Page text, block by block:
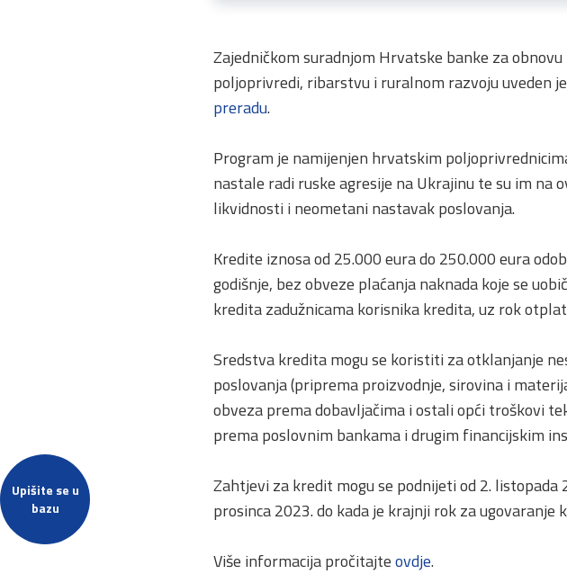
Upišite se u
bazu
Zajedničkom suradnjom Hrvatske banke za
poljoprivredi, ribarstvu i ruralnom razvoju uveden
preradu.
Program je namijenjen hrvatskim
nastale radi ruske agresije na Ukrajinu te su im na
likvidnosti i neometani nastavak poslovanja.
Kredite iznosa od 25.000 eura do 250.000 eura
godišnje, bez obveze plaćanja naknada koje se
kredita zadužnicama korisnika kredita, uz rok
Sredstva kredita mogu se koristiti za otklanjanje
poslovanja (priprema proizvodnje, sirovina i
obveza prema dobavljačima i ostali opći troškovi
prema poslovnim bankama i drugim financijskim
Zahtjevi za kredit mogu se podnijeti od 2.
prosinca 2023. do kada je krajnji rok za ugovaranje
Više informacija pročitajteovdje.